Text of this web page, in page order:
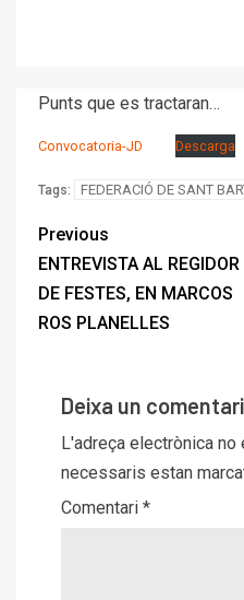
Punts que es tractaran…
Convocatoria-JD Descarga
Tags: FEDERACIÓ DE SANT
Previous
ENTREVISTA AL REGIDOR
DE FESTES, EN MARCOS
ROS PLANELLES
Deixa un comentari
L'adreça electrònica no
necessaris estan
Comentari *